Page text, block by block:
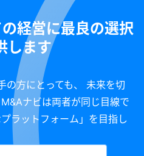
経営に最良の選択
します
の方にとっても、 未来を切
ナビは両者が同じ目線で
ラットフォーム」を目指し